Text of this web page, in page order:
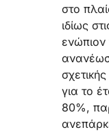
στο
ιδίως
για το
80%,